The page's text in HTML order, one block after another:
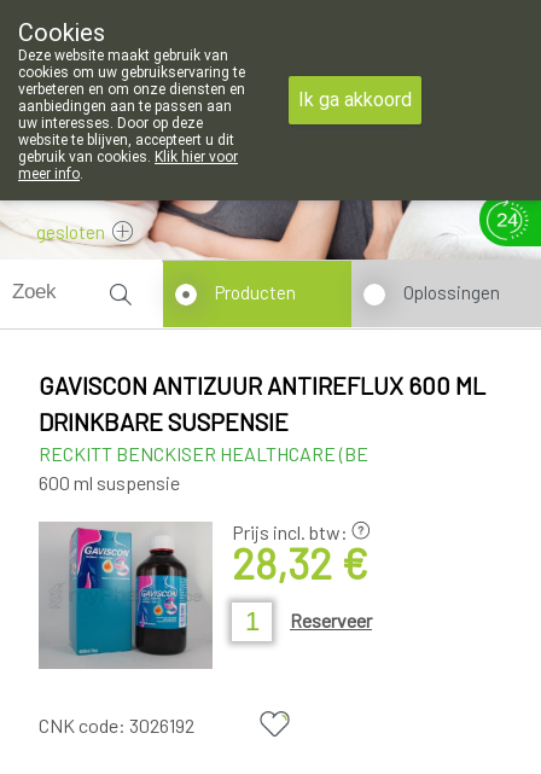
openingsuren voor de apotheek in Attenhoven: dinsdag
011/88 14 74
gesloten
Producten Oplossingen
GAVISCON ANTIZUUR ANTIREFLUX 600 ML
DRINKBARE SUSPENSIE
RECKITT BENCKISER HEALTHCARE (BE
600 ml suspensie
Prijs incl. btw:
28,32 €
Reserveer
CNK code: 3026192
Cookies
Deze website maakt gebruik van
cookies om uw gebruikservaring te
verbeteren en om onze diensten en
aanbiedingen aan te passen aan
uw interesses. Door op deze
website te blijven, accepteert u dit
gebruik van cookies. Klik hier voor
meer info.
Ik ga akkoord